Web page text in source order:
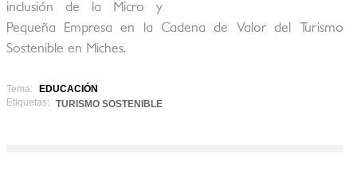
inclusión de la Micro y
Pequeña Empresa en la Cadena de Valor del Turismo
Sostenible en Miches.
Tema:
EDUCACIÓN
Etiquetas:
TURISMO SOSTENIBLE